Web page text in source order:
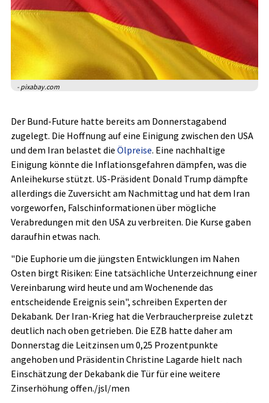
- pixabay.com
Der Bund-Future hatte bereits am Donnerstagabend
zugelegt. Die Hoffnung auf eine Einigung zwischen den USA
und dem Iran belastet die Ölpreise. Eine nachhaltige
Einigung könnte die Inflationsgefahren dämpfen, was die
Anleihekurse stützt. US-Präsident Donald Trump dämpfte
allerdings die Zuversicht am Nachmittag und hat dem Iran
vorgeworfen, Falschinformationen über mögliche
Verabredungen mit den USA zu verbreiten. Die Kurse gaben
daraufhin etwas nach.
"Die Euphorie um die jüngsten Entwicklungen im Nahen
Osten birgt Risiken: Eine tatsächliche Unterzeichnung einer
Vereinbarung wird heute und am Wochenende das
entscheidende Ereignis sein", schreiben Experten der
Dekabank. Der Iran-Krieg hat die Verbraucherpreise zuletzt
deutlich nach oben getrieben. Die EZB hatte daher am
Donnerstag die Leitzinsen um 0,25 Prozentpunkte
angehoben und Präsidentin Christine Lagarde hielt nach
Einschätzung der Dekabank die Tür für eine weitere
Zinserhöhung offen./jsl/men